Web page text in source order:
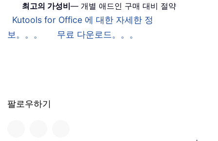
최고의 가성비— 개별 애드인 구매 대비 절약
Kutools for Office 에 대한 자세한 정
보。。。
무료 다운로드。。。
팔로우하기